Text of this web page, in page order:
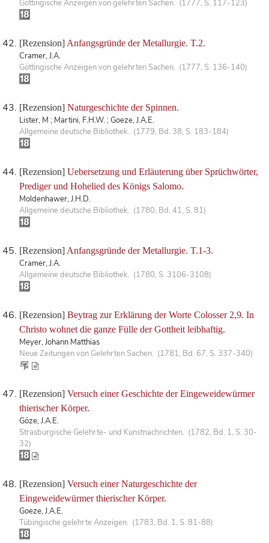
Göttingische Anzeigen von gelehrten Sachen. (1777, S. 117-123)
[Rezension] Anfangsgründe der Metallurgie. T.2.
Cramer, J.A.
Göttingische Anzeigen von gelehrten Sachen. (1777, S. 136-140)
[Rezension] Naturgeschichte der Spinnen.
Lister, M ; Martini, F.H.W. ; Goeze, J.A.E.
Allgemeine deutsche Bibliothek. (1779, Bd. 38, S. 183-184)
[Rezension] Uebersetzung und Erläuterung über Sprüchwörter,
Prediger und Hohelied des Königs Salomo.
Moldenhawer, J.H.D.
Allgemeine deutsche Bibliothek. (1780, Bd. 41, S. 81)
[Rezension] Anfangsgründe der Metallurgie. T.1-3.
Cramer, J.A.
Allgemeine deutsche Bibliothek. (1780, S. 3106-3108)
[Rezension] Beytrag zur Erklärung der Worte Colosser 2,9. In
Christo wohnet die ganze Fülle der Gottheit leibhaftig.
Meyer, Johann Matthias
Neue Zeitungen von Gelehrten Sachen. (1781, Bd. 67, S. 337-340)
[Rezension] Versuch einer Geschichte der Eingeweidewürmer
thierischer Körper.
Göze, J.A.E.
Strasburgische Gelehrte- und Kunstnachrichten. (1782, Bd. 1, S. 30-
32)
[Rezension] Versuch einer Naturgeschichte der
Eingeweidewürmer thierischer Körper.
Goeze, J.A.E.
Tübingische gelehrte Anzeigen. (1783, Bd. 1, S. 81-88)